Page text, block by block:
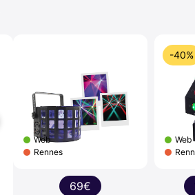
Web
Rennes
69€
-40%
Web